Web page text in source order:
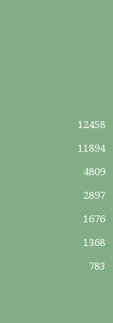
12458
11894
4809
2897
1676
1368
783